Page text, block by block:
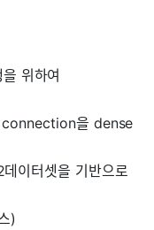
위하여
connection을 dense
이터셋을 기반으로
)